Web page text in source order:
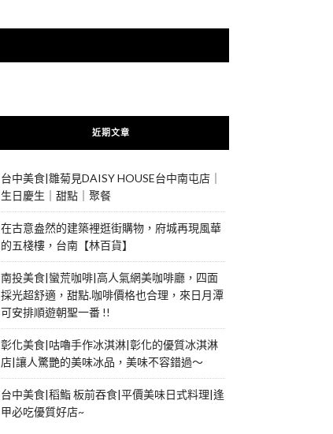
近期文章
台中美食|雛菊見DAISY HOUSE台中南屯店｜
生日慶生｜甜點｜聚餐
在古意盎然的建築裡逛街購物，府城再現風華
的五棧樓，台南【林百貨】
南投美食|蠻荒咖啡|高人氣網美咖啡廳，四面
採光超舒適，甜點.咖啡價格也合理，來日月潭
可安排順遊朝聖一番 !!
彰化美食|咕嚕手作冰淇淋|彰化的優質冰淇淋
店|讓人驚艷的美味冰品，美味不容錯過～
台中美食|稻鮨 板前吞食|平價美味日式料理|逢
甲必吃優質好店~